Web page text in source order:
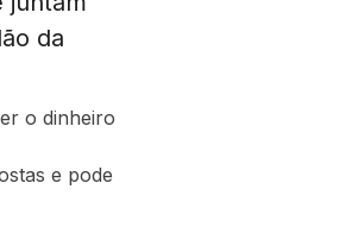
da
o dinheiro
e pode